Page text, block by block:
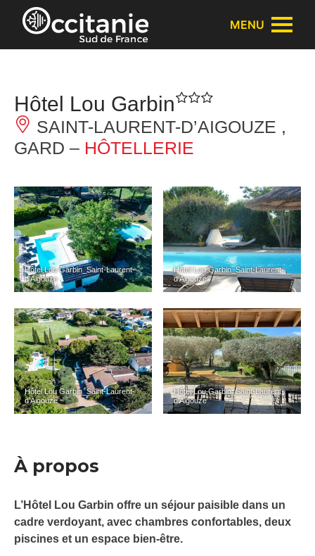
Panneau de gestion des cookies
MENU
Hôtel Lou Garbin
SAINT-LAURENT-D’AIGOUZE ,
GARD – HÔTELLERIE
Hôtel Lou Garbin_Saint-Laurent-
d’Aigouze
Hôtel Lou Garbin_Saint-Laurent-
d’Aigouze
Hôtel Lou Garbin_Saint-Laurent-
d’Aigouze
Hôtel Lou Garbin_Saint-Laurent-
d’Aigouze
À propos
L’Hôtel Lou Garbin offre un séjour paisible dans un
cadre verdoyant, avec chambres confortables, deux
piscines et un espace bien-être.